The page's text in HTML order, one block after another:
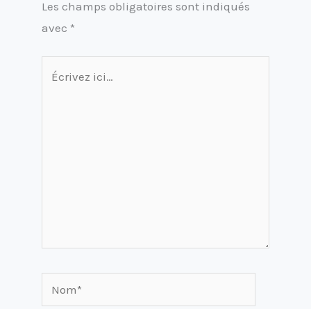
Les champs obligatoires sont indiqués
avec *